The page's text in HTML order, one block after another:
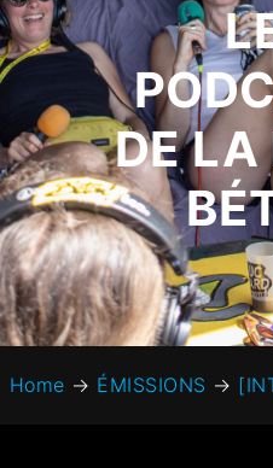
DE LA
Home → ÉMISSIONS →